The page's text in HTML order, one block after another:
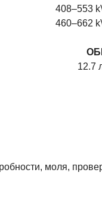
408–553
460–662
12.7
моля,